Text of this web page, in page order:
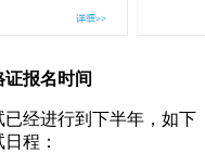
证报名时间
已经进行到下半年，如下
程：